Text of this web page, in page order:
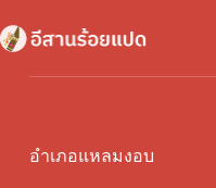
to
content
อำเภอแหลมงอบ